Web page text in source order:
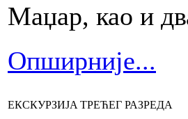
Маџар, као и
Опширније...
ЕКСКУРЗИЈA ТРЕЋЕГ РАЗРЕДА